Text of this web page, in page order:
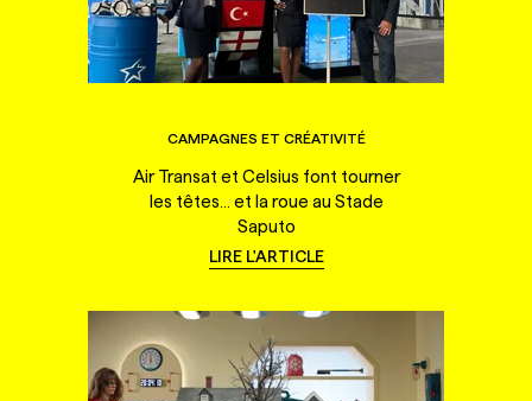
CAMPAGNES ET CRÉATIVITÉ
Air Transat et Celsius font tourner
les têtes... et la roue au Stade
Saputo
LIRE L'ARTICLE